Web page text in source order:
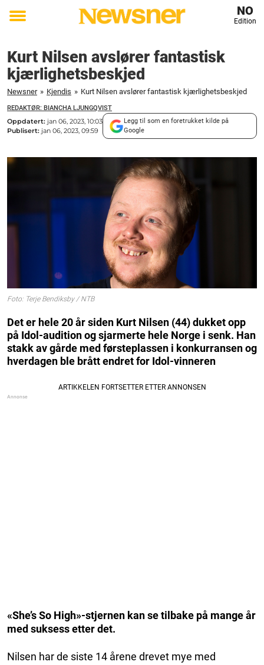
Toggle
NO
Edition
Kurt Nilsen avslører fantastisk
kjærlighetsbeskjed
Newsner » Kjendis » Kurt Nilsen avslører fantastisk kjærlighetsbeskjed
REDAKTØR: BIANCHA LJUNGQVIST
Oppdatert: jan 06, 2023, 10:03
Publisert: jan 06, 2023, 09:59
Legg til som en foretrukket kilde på
Google
Foto: Terje Bendiksby / NTB
Det er hele 20 år siden Kurt Nilsen (44) dukket opp
på Idol-audition og sjarmerte hele Norge i senk. Han
stakk av gårde med førsteplassen i konkurransen og
hverdagen ble brått endret for Idol-vinneren
«She’s So High»-stjernen kan se tilbake på mange år
med suksess etter det.
Nilsen har de siste 14 årene drevet mye med